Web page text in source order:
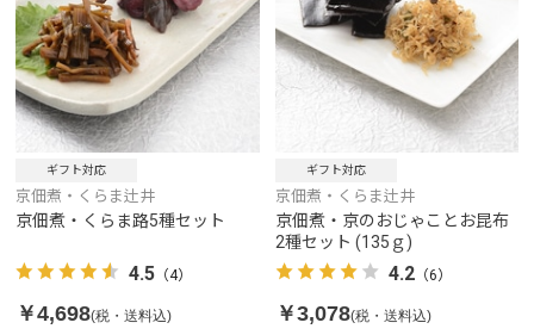
ギフト対応
京佃煮・くらま辻井
京佃煮・くらま路5種セット
4.5 （4）
￥4,698(税・送料込)
ギフト対応
京佃煮・くらま辻井
京佃煮・京のおじゃことお昆布
2種セット (135ｇ)
4.2（6）
￥3,078(税・送料込)